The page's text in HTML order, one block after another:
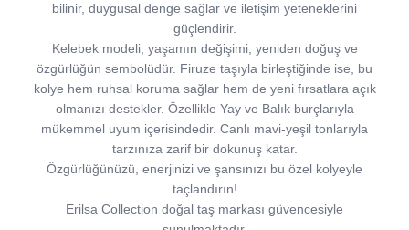
bilinir, duygusal denge sağlar ve iletişim yeteneklerini
güçlendirir.
Kelebek modeli; yaşamın değişimi, yeniden doğuş ve
özgürlüğün sembolüdür. Firuze taşıyla birleştiğinde ise, bu
kolye hem ruhsal koruma sağlar hem de yeni fırsatlara açık
olmanızı destekler. Özellikle Yay ve Balık burçlarıyla
mükemmel uyum içerisindedir. Canlı mavi-yeşil tonlarıyla
tarzınıza zarif bir dokunuş katar.
Özgürlüğünüzü, enerjinizi ve şansınızı bu özel kolyeyle
taçlandırın!
Erilsa Collection doğal taş markası güvencesiyle